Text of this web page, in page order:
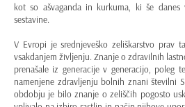
kot so ašvaganda in kurkuma, ki še danes
sestavine.
V Evropi je srednjeveško zeliškarstvo prav
vsakdanjem življenju. Znanje o zdravilnih
prenašale iz generacije v generacijo, poleg
namenjene zdravljenju bolnih znani številni
obdobju je bilo znanje o zeliščih pogosto